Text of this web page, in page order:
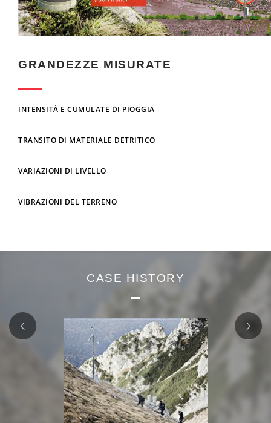
GRANDEZZE MISURATE
INTENSITÀ E CUMULATE DI PIOGGIA
TRANSITO DI MATERIALE DETRITICO
VARIAZIONI DI LIVELLO
VIBRAZIONI DEL TERRENO
CASE HISTORY